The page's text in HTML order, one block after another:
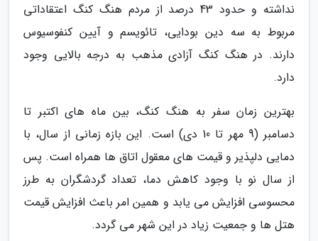
نداشته و حدود 43 درصد از مردم هنگ کنگ اعتقاداتی
مربوط به سه دین بودایی، تائویسم و آیین کنفوسیوس
دارند. در هنگ کنگ آزادی مذهب به درجه بالایی وجود
دارد.
بهترین زمان سفر به هنگ کنگ، بین ماه های اکتبر تا
دسامبر (9 مهر تا 10 دی) است. این بازه زمانی از سال، با
دمایی دلپذیر و قیمت های معقول اتاق ها همراه است. پس
از سال نو با وجود کاهش دما، تعداد گردشگران به طرز
محسوسی افزایش می یابد و همین امر باعث افزایش قیمت
هتل ها و جمعیت زیاد در این شهر می گردد.